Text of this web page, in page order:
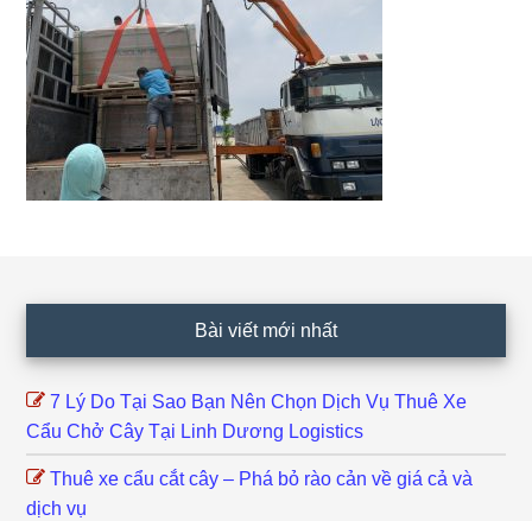
Bài viết mới nhất
7 Lý Do Tại Sao Bạn Nên Chọn Dịch Vụ Thuê Xe
Cẩu Chở Cây Tại Linh Dương Logistics
Thuê xe cẩu cắt cây – Phá bỏ rào cản về giá cả và
dịch vụ